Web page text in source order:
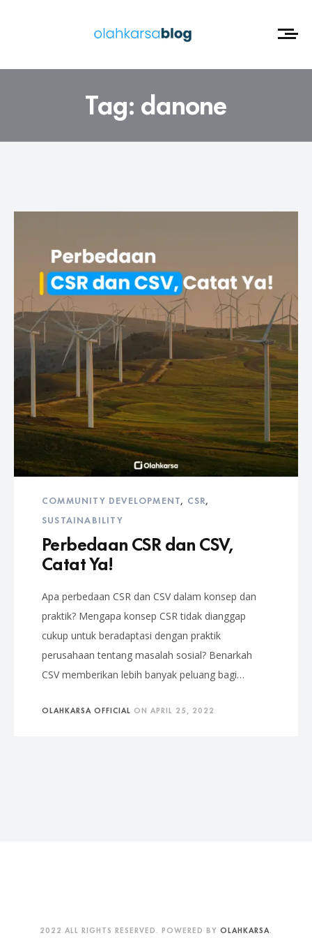
Tag:danone
COMMUNITY DEVELOPMENT, CSR,
SUSTAINABILITY
Perbedaan CSR dan CSV,
Catat Ya!
Apa perbedaan CSR dan CSV dalam konsep dan
praktik? Mengapa konsep CSR tidak dianggap
cukup untuk beradaptasi dengan praktik
perusahaan tentang masalah sosial? Benarkah
CSV memberikan lebih banyak peluang bagi…
OLAHKARSA OFFICIAL ON APRIL 25, 2022
2022 ALL RIGHTS RESERVED. POWERED BY OLAHKARSA